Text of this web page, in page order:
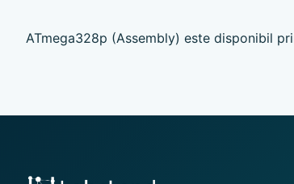
ATmega328p (Assembly) este disponibil